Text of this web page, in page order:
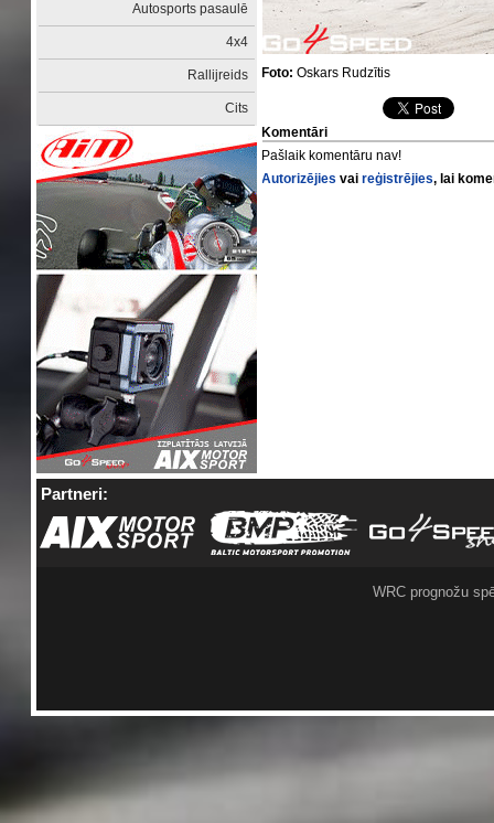
Autosports pasaulē
4x4
Rallijreids
Cits
Foto: Oskars Rudzītis
Komentāri
Pašlaik komentāru nav!
Autorizējies vaireģistrējies, lai
Partneri:
WRC prognožu